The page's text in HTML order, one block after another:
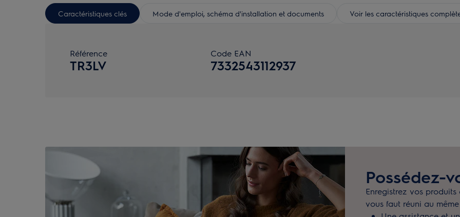
Caractéristiques clés Mode d'emploi, schéma d'installation et documents Voir les caractéristiques
Référence
TR3LV
Code EAN
7332543112937
Possédez-
Enregistrez vos
vous faut réuni au